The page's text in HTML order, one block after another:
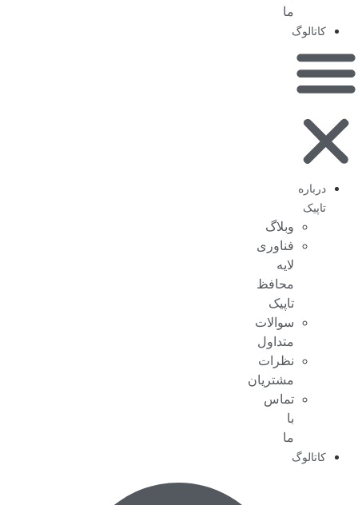
ما
کاتالوگ
درباره
تاپیک
وبلاگ
فناوری
لایه
محافظ
تاپیک
سوالات
متداول
نظرات
مشتریان
تماس
با
ما
کاتالوگ